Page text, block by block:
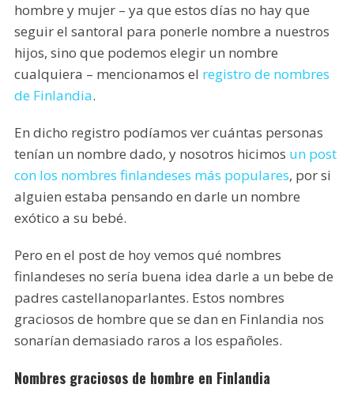
hombre y mujer – ya que estos días no hay que
seguir el santoral para ponerle nombre a nuestros
hijos, sino que podemos elegir un nombre
cualquiera – mencionamos el registro de nombres
de Finlandia.
En dicho registro podíamos ver cuántas personas
tenían un nombre dado, y nosotros hicimos un post
con los nombres finlandeses más populares, por si
alguien estaba pensando en darle un nombre
exótico a su bebé.
Pero en el post de hoy vemos qué nombres
finlandeses no sería buena idea darle a un bebe de
padres castellanoparlantes. Estos nombres
graciosos de hombre que se dan en Finlandia nos
sonarían demasiado raros a los españoles.
Nombres graciosos de hombre en Finlandia